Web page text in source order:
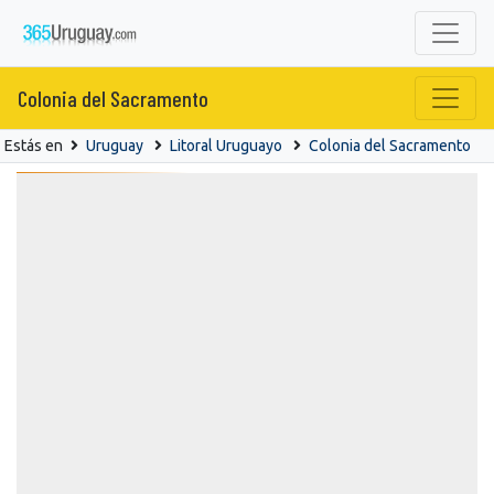
Colonia del Sacramento
Estás en Uruguay Litoral Uruguayo Colonia del Sacramento